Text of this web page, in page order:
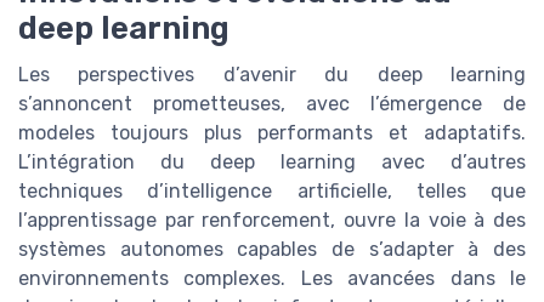
deep learning
Les perspectives d’avenir du deep learning
s’annoncent prometteuses, avec l’émergence de
modeles toujours plus performants et adaptatifs.
L’intégration du deep learning avec d’autres
techniques d’intelligence artificielle, telles que
l’apprentissage par renforcement, ouvre la voie à des
systèmes autonomes capables de s’adapter à des
environnements complexes. Les avancées dans le